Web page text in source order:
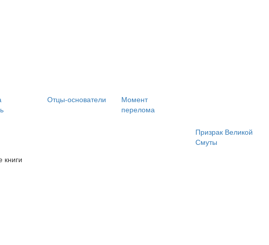
Отцы-основатели
Момент
перелома
Призрак Великой
Смуты
книги